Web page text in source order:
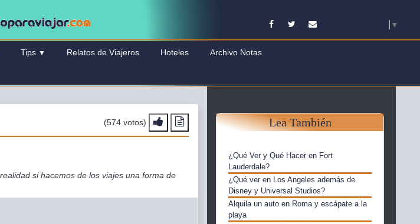
FacebookTwitterContacto ▼
Tips ▼ Relatos de Viajeros Hoteles Archivo Notas
(574 votos)
si hacemos de los viajes una forma de
Lea También
¿Qué Ver y Qué Hacer en Fort
Lauderdale?
¿Qué ver en Los Angeles además de
Disney y Universal Studios?
Alquila un auto en Roma y escápate a la
playa